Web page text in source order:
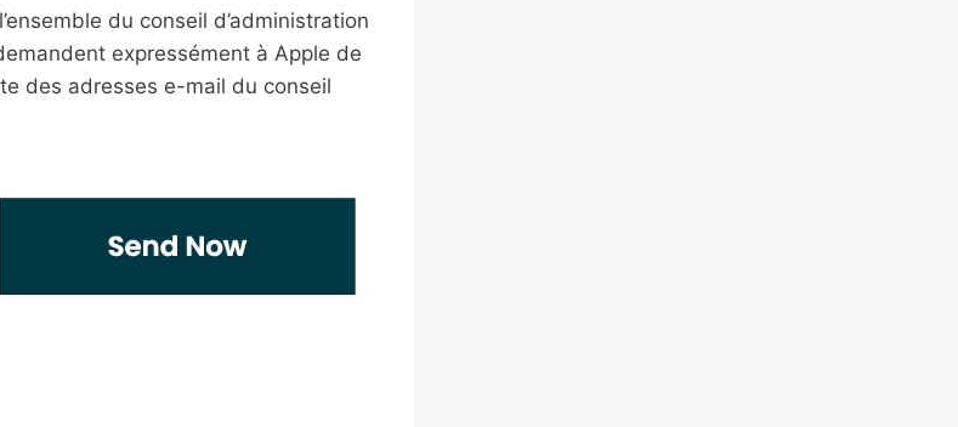
du conseil d’administration
expressément à Apple de
des adresses e-mail du conseil